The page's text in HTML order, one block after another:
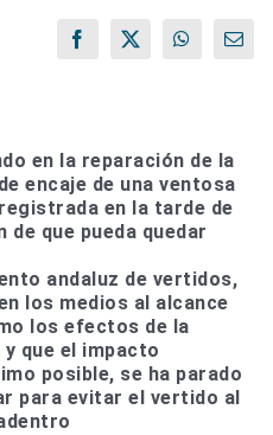
Facebook
X WhatsApp
en la reparación de la
encaje de una ventosa
en la tarde de
de que pueda quedar
andaluz de vertidos,
los medios al alcance
los efectos de la
que el impacto
posible, se ha parado
para evitar el vertido al